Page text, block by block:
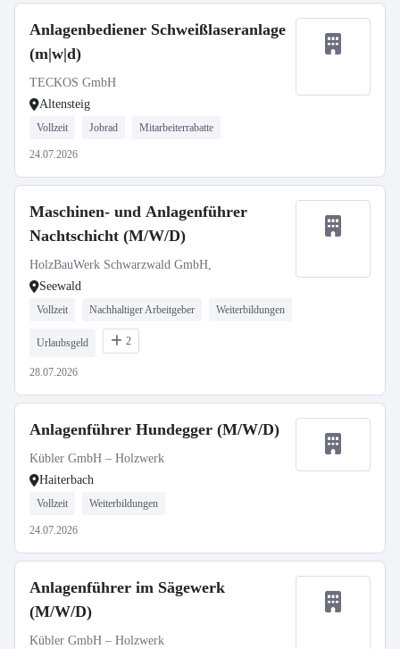
Anlagenbediener Schweißlaseranlage
(m|w|d)
TECKOS GmbH
Altensteig
Vollzeit Jobrad Mitarbeiterrabatte
24.07.2026
Maschinen- und Anlagenführer
Nachtschicht (M/W/D)
HolzBauWerk Schwarzwald GmbH,
Seewald
Vollzeit Nachhaltiger Arbeitgeber Weiterbildungen
Urlaubsgeld 2
28.07.2026
Anlagenführer Hundegger (M/W/D)
Kübler GmbH – Holzwerk
Haiterbach
Vollzeit Weiterbildungen
24.07.2026
Anlagenführer im Sägewerk
(M/W/D)
Kübler GmbH – Holzwerk